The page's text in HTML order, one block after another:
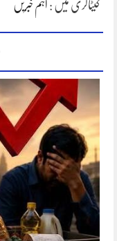
کیٹاگری میں : اہم خبریں